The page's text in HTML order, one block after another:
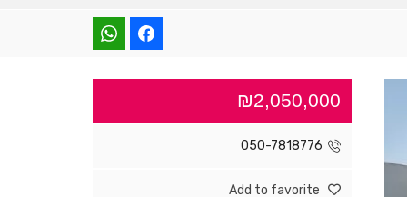
₪2,050,000
050-7818776
Add to favorite